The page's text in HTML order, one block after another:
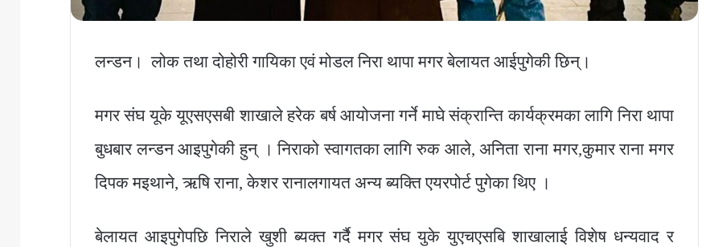
लन्डन। लोक तथा दोहोरी गायिका एवं मोडल निरा थापा मगर बेलायत आईपुगेकी छिन्।
मगर संघ यूके यूएसएसबी शाखाले हरेक बर्ष आयोजना गर्ने माघे संक्रान्ति कार्यक्रमका लागि निरा थापा
बुधबार लन्डन आइपुगेकी हुन् । निराको स्वागतका लागि रुक आले, अनिता राना मगर,कुमार राना मगर
दिपक मइथाने, ऋषि राना, केशर रानालगायत अन्य ब्यक्ति एयरपोर्ट पुगेका थिए ।
बेलायत आइपुगेपछि निराले खुशी ब्यक्त गर्दै मगर संघ युके युएचएसबि शाखालाई विशेष धन्यवाद र